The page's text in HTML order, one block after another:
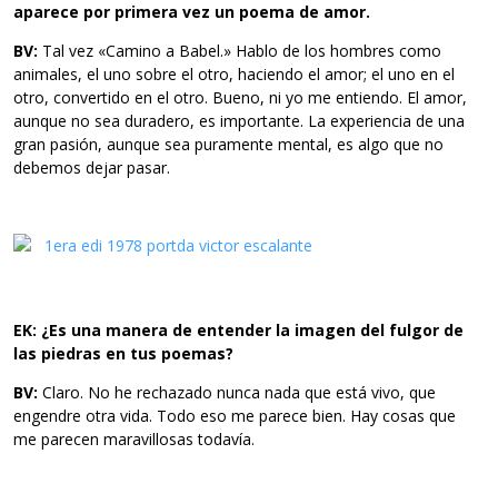
aparece por primera vez un poema de amor.
BV: Tal vez «Camino a Babel.» Hablo de los hombres como
animales, el uno sobre el otro, haciendo el amor; el uno en el
otro, convertido en el otro. Bueno, ni yo me entiendo. El amor,
aunque no sea duradero, es importante. La experiencia de una
gran pasión, aunque sea puramente mental, es algo que no
debemos dejar pasar.
EK: ¿Es una manera de entender la imagen del fulgor de
las piedras en tus poemas?
BV: Claro. No he rechazado nunca nada que está vivo, que
engendre otra vida. Todo eso me parece bien. Hay cosas que
me parecen maravillosas todavía.